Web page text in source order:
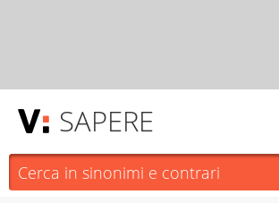
SAPERE